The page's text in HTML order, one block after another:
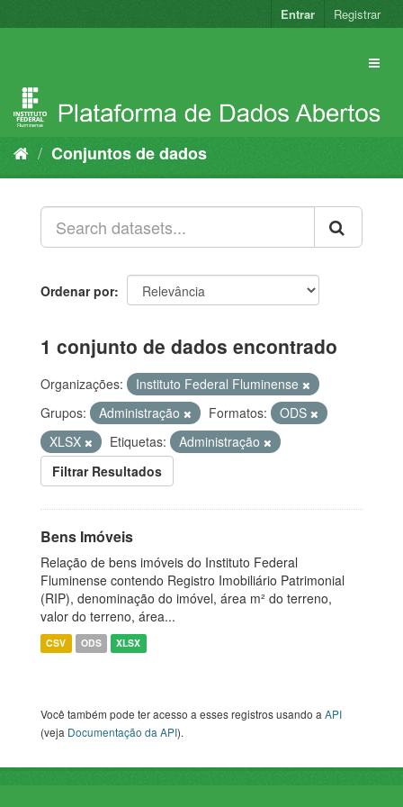
para
Entrar Registrar
Conjuntos de dados
Ordenar por
1 conjunto de dados encontrado
Organizações:
Instituto Federal Fluminense
Grupos:
Administração Formatos:
ODS
XLSX
Etiquetas:
Administração
Filtrar Resultados
Bens Imóveis
Relação de bens imóveis do Instituto Federal
Fluminense contendo Registro Imobiliário Patrimonial
(RIP), denominação do imóvel, área m² do terreno,
valor do terreno, área...
CSV ODS XLSX
Você também pode ter acesso a esses registros usando aAPI
(veja Documentação da API).